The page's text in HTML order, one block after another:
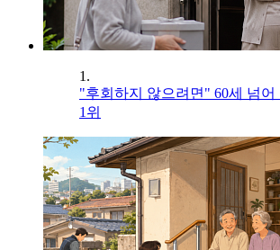
1.
"후회하지 않으려면" 60세 넘
1위